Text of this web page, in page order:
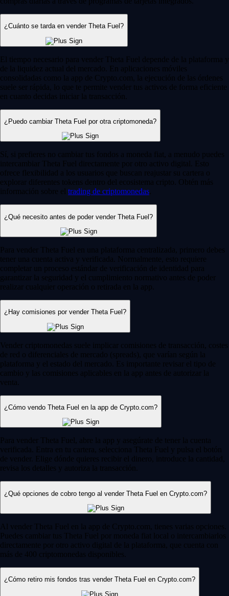
¿Cuánto se tarda en vender Theta Fuel?
El tiempo necesario para vender Theta Fuel depende de la plataforma y
de la liquidez actual del mercado. En aplicaciones móviles
consolidadas como la app de Crypto.com, la ejecución de las órdenes
suele ser rápida, lo que te permite vender tus activos de forma eficiente
en cuanto decidas iniciar la transacción.
¿Puedo cambiar Theta Fuel por otra criptomoneda?
Sí, si prefieres no cambiar tus fondos a moneda fiat, a menudo puedes
intercambiar Theta Fuel directamente por otro activo digital. Esto
ofrece flexibilidad a los usuarios que buscan reajustar su cartera o
explorar diferentes tokens dentro del ecosistema cripto. Obtén más
información sobre el trading de criptomonedas
¿Qué necesito antes de poder vender Theta Fuel?
Para vender Theta Fuel en una plataforma centralizada, primero debes
tener una cuenta activa y verificada. Normalmente, esto requiere
completar un proceso estándar de verificación de identidad para
garantizar la seguridad y el cumplimiento normativo antes de poder
realizar cualquier operación o retirada en la app.
¿Hay comisiones por vender Theta Fuel?
Vender criptomonedas suele implicar comisiones de transacción, costes
de red o diferenciales de mercado (spreads), que varían según la
plataforma y el estado del mercado. Es importante revisar el tipo de
cambio y las comisiones aplicables en la app antes de autorizar la
venta.
¿Cómo vendo Theta Fuel en la app de Crypto.com?
Para vender Theta Fuel, abre la app y asegúrate de tener la cuenta
verificada. Entra en tu cartera, selecciona Theta Fuel y pulsa el botón
de vender. Elige dónde quieres recibir el dinero, introduce la cantidad,
revisa los detalles y autoriza la transacción.
¿Qué opciones de cobro tengo al vender Theta Fuel en Crypto.com?
Al vender Theta Fuel en la app de Crypto.com, tienes varias opciones.
Puedes cambiar tus Theta Fuel por moneda fiat local o intercambiarlos
directamente por otro activo digital de la plataforma, que cuenta con
más de 400 criptomonedas disponibles.
¿Cómo retiro mis fondos tras vender Theta Fuel en Crypto.com?